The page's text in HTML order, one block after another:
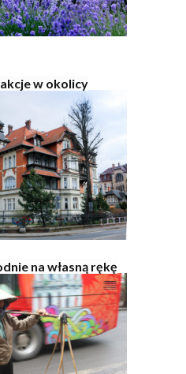
w okolicy
na własną rękę